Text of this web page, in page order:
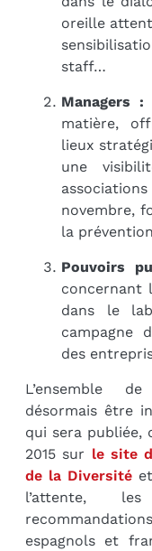
oreille
staff…
Managers :
matière,
lieux
une
novembre,
la
Pouvoirs
concernant
dans le
campagne
des
L’ensemble
désormais être
qui sera publiée,
2015 sur le site
de la Diversitéet
l’attente,
espagnols et